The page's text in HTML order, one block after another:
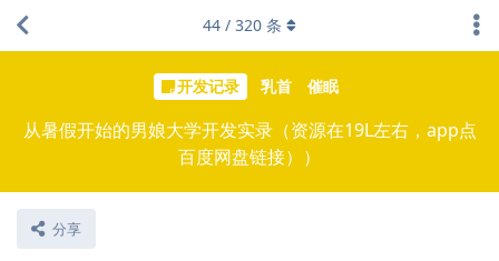
开发记录 乳首 催眠
从暑假开始的男娘大学开发实录（资源在19L左右，app点
百度网盘链接））
分享
44 / 320 条